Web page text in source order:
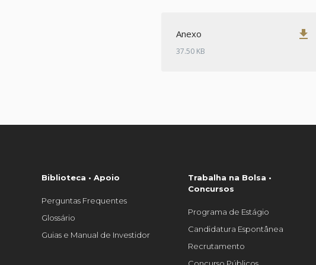
Anexo
37.50 KB
get_app
Biblioteca • Apoio
Perguntas Frequentes
Glossário
Guias e Manual de Investidor
Trabalha na Bolsa •
Concursos
Programa de Estágio
Candidatura Espontânea
Recrutamento
Concurso Públicos